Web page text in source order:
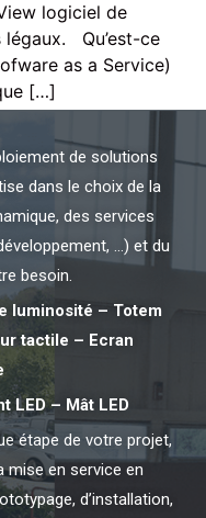
logiciel de
Qu’est-ce
as a Service)
[…]
de solutions
dans le choix de la
des services
…) et du
besoin.
luminosité – Totem
tactile – Ecran
LED – Mât LED
étape de votre projet,
mise en service en
d’installation,